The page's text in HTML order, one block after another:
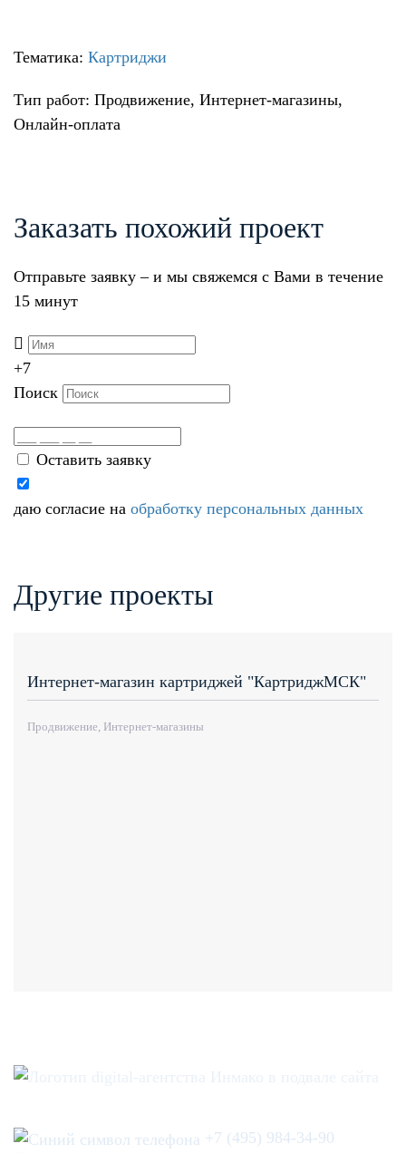
Тематика: Картриджи
Тип работ: Продвижение, Интернет-магазины,
Онлайн-оплата
Заказать похожий проект
Отправьте заявку – и мы свяжемся с Вами в течение
15 минут
+7
Поиск
Оставить заявку
даю согласие на обработку персональных данных
Другие проекты
Интернет-магазин картриджей "КартриджМСК"
Продвижение, Интернет-магазины
+7 (495) 984-34-90